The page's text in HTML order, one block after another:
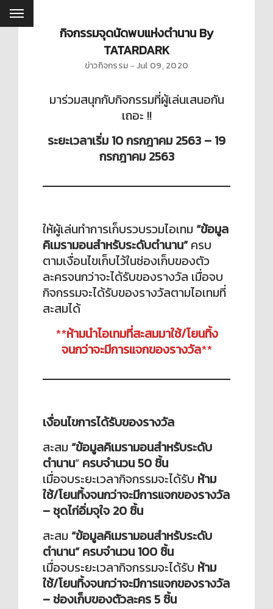
กิจกรรมจุดนัดพบแห่งตำนาน By
TATARDARK
ข่าวกิจกรรม Jul 09, 2020
มาร่วมสนุกกับกิจกรรมที่ผู้เล่นเสนอกัน
เถอะ !!
ระยะเวลาเริ่ม 10 กรกฎาคม 2563 – 19
กรกฎาคม 2563
ให้ผู้เล่นทำการเก็บรวบรวมไอเทม“ข้อมูล
คิเมรามอนสำหรับระดับตำนาน”ครบ
ตามเงื่อนไขเก็บไว้ในช่องเก็บของตัว
ละครจนกว่าจะได้รับของรางวัล เมื่อจบ
กิจกรรมจะได้รับของรางวัลตามไอเทมที่
สะสมได้
**ห้ามนำไอเทมที่สะสมมาใช้/โยนทิ้ง
จนกว่าจะมีการแจกของรางวัล**
เงื่อนไขการได้รับของรางวัล
สะสม“ข้อมูลคิเมรามอนสำหรับระดับ
ตำนาน” ครบจำนวน 50 ชิ้น
เมื่อจบระยะเวลากิจกรรมจะได้รับ ห้าม
ใช้/โยนทิ้งจนกว่าจะมีการแจกของรางวัล
– ชุดไก่อิ่มจุใจ 20 ชิ้น
สะสม“ข้อมูลคิเมรามอนสำหรับระดับ
ตำนาน” ครบจำนวน 100 ชิ้น
เมื่อจบระยะเวลากิจกรรมจะได้รับ ห้าม
ใช้/โยนทิ้งจนกว่าจะมีการแจกของรางวัล
– ช่องเก็บของตัวละคร 5 ชิ้น